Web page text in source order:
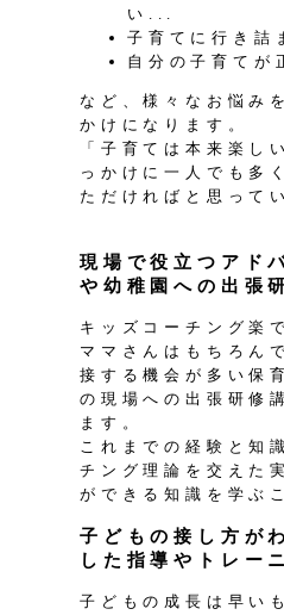
い...
子育てに行き詰
自分の子育てが
など、様々なお悩み
かけになります。
「子育ては本来楽し
っかけに一人でも多
ただければと思って
現場で役立つアド
や幼稚園への出張
キッズコーチング楽
ママさんはもちろん
接する機会が多い保
の現場への出張研修
ます。
これまでの経験と知
チング理論を交えた
ができる知識を学ぶ
子どもの接し方が
した指導やトレー
子どもの成長は早い